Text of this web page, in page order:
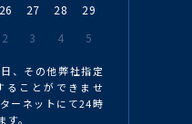
26 27 28
29
2 3 4 5
、その他弊社指定
ることができませ
ーネットにて24時
。